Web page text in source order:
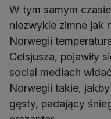
W tym samym
niezwykle zimne jak
Norwegii
Celsjusza, pojawiły
social mediach
Norwegii takie,
gęsty, padający